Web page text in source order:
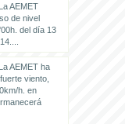
AEMET
de nivel
del día 13
AEMET ha
viento,
h. en